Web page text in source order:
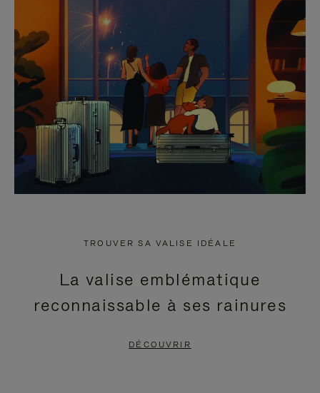
PAUSE
SON
TROUVER SA VALISE IDÉALE
La valise emblématique
reconnaissable à ses rainures
DÉCOUVRIR